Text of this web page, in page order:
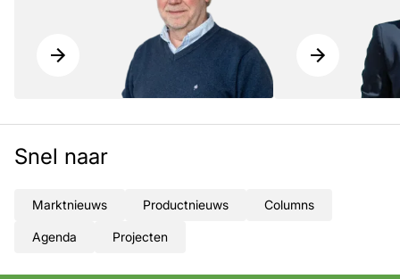
Snel naar
Marktnieuws Productnieuws Columns
Agenda Projecten